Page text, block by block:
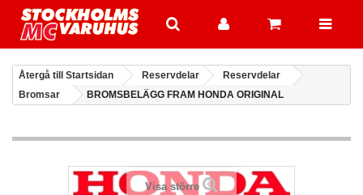
Återgå till Startsidan Reservdelar
Reservdelar
Bromsar
BROMSBELÄGG FRAM HONDA ORIGINAL
Visa större